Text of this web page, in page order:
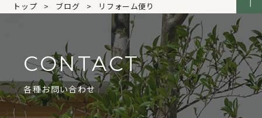
トップ ブログ リフォーム便り
CONTACT
各種お問い合わせ